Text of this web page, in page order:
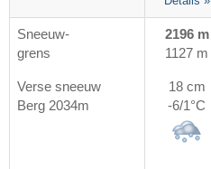
Sneeuw-
grens
2196 m
1127 m
Verse sneeuw
Berg 2034m
18 cm
-6/1°C